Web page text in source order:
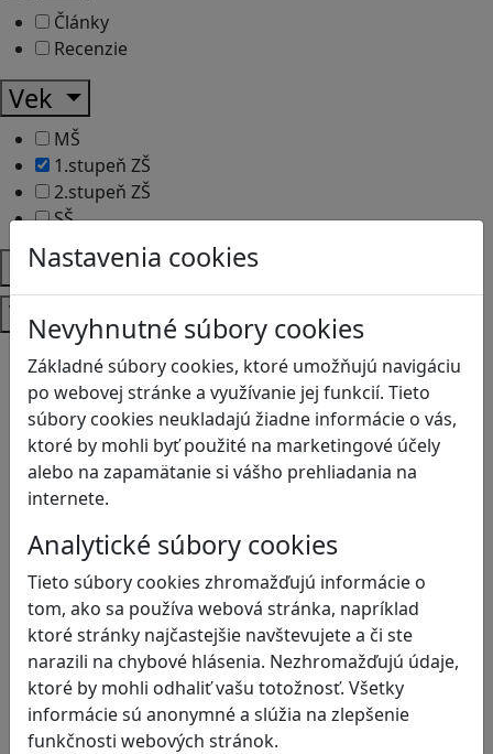
Nastavenia cookies
Nevyhnutné súbory cookies
Základné súbory cookies, ktoré umožňujú navigáciu
po webovej stránke a využívanie jej funkcií. Tieto
súbory cookies neukladajú žiadne informácie o vás,
ktoré by mohli byť použité na marketingové účely
alebo na zapamätanie si vášho prehliadania na
internete.
Analytické súbory cookies
Tieto súbory cookies zhromažďujú informácie o
tom, ako sa používa webová stránka, napríklad
ktoré stránky najčastejšie navštevujete a či ste
narazili na chybové hlásenia. Nezhromažďujú údaje,
ktoré by mohli odhaliť vašu totožnosť. Všetky
informácie sú anonymné a slúžia na zlepšenie
funkčnosti webových stránok.
Články
Recenzie
Vek
MŠ
1.stupeň ZŠ
2.stupeň ZŠ
SŠ
Predmety
Témy
Bezpečnosť na internete
Čítanie s porozumením
Digitálna rovnováha
Ekológia
Globálne vzdelávanie
Kreativita
Kyberšikana
Logické myslenie
Ľudské práva a tolerancia
Motorika a koncentrácia
Programovanie/Technika
Sociálne zručnosti a kooperácia
Strategické myslenie
Zdravie a pohyb